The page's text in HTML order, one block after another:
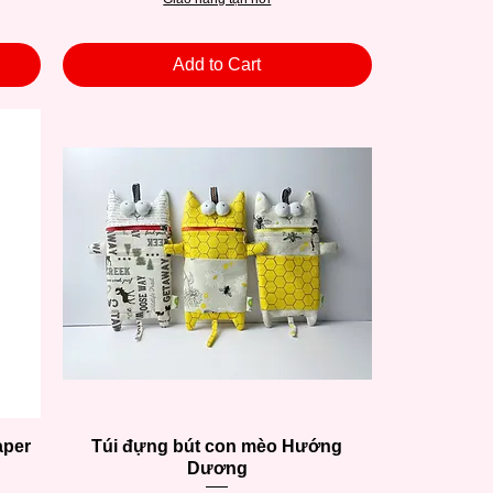
Add to Cart
Quick View
Túi đựng bút con mèo Hướng
Dương